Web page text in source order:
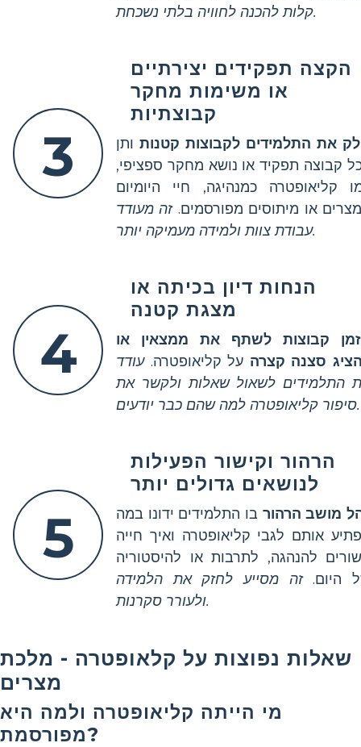
קלות להכנה לחוויה בלתי נשכחת.
3
הקצה תפקידים יצירתיים
או משימות מחקר
קבוצתיות
את התלמידים לקבוצות קטנות ותן
קבוצה תפקיד או נושא מחקר ספציפי,
קליאופטרה כמנהיגה, חיי היומיום
או מיתוסים מפורסמים.זה מעודד
עבודת צוות ולמידה מעמיקה יותר.
4
הנחות דיון בכיתה או
מצגת קטנה
קבוצות לשתף את ממצאין או
סצנה קצרה על קליאופטרה.עודד
התלמידים לשאול שאלות ולקשר את
סיפור קליאופטרה למה שהם כבר יודעים.
5
הרהור וקישור הפעילות
לנושאים גדולים יותר
מושב הרהור בו התלמידים ידונו במה
אותם לגבי קליאופטרה ואיך חייה
להנהגה, לתרבות או להיסטוריה
היום.זה מסייע לחזק את הלמידה
ולעורר סקרנות.
שאלות נפוצות על קלאופטרה - מלכת
מצרים
מי הייתה קליאופטרה ולמה היא
מפורסמת?